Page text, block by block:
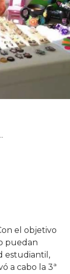
el objetivo
puedan
estudiantil,
a cabo la 3ª